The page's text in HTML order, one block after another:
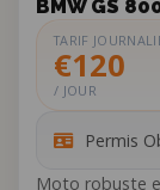
BMW GS
TARIF
€120
/ JOUR
Permis
Moto robuste